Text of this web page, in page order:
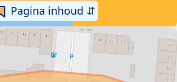
Pagina inhoud ⇵